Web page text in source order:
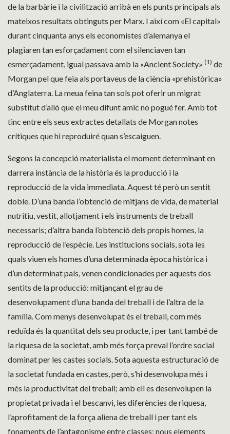
de la barbàrie i la civilització arribà en els punts principals als
mateixos resultats obtinguts per Marx. I així com «El capital»
durant cinquanta anys els economistes d’alemanya el
plagiaren tan esforçadament com el silenciaven tan
esmerçadament, igual passava amb la «Ancient Society» (1) de
Morgan pel que feia als portaveus de la ciència «prehistòrica»
d’Anglaterra. La meua feina tan sols pot oferir un migrat
substitut d’allò que el meu difunt amic no pogué fer. Amb tot
tinc entre els seus extractes detallats de Morgan notes
crítiques que hi reproduiré quan s’escaiguen.
Segons la concepció materialista el moment determinant en
darrera instància de la història és la producció i la
reproducció de la vida immediata. Aquest té però un sentit
doble. D’una banda l’obtenció de mitjans de vida, de material
nutritiu, vestit, allotjament i els instruments de treball
necessaris; d’altra banda l’obtenció dels propis homes, la
reproducció de l’espècie. Les institucions socials, sota les
quals viuen els homes d’una determinada època històrica i
d’un determinat país, venen condicionades per aquests dos
sentits de la producció: mitjançant el grau de
desenvolupament d’una banda del treball i de l’altra de la
família. Com menys desenvolupat és el treball, com més
reduïda és la quantitat dels seu producte, i per tant també de
la riquesa de la societat, amb més força preval l’ordre social
dominat per les castes socials. Sota aquesta estructuració de
la societat fundada en castes, però, s’hi desenvolupa més i
més la productivitat del treball; amb ell es desenvolupen la
propietat privada i el bescanvi, les diferències de riquesa,
l’aprofitament de la força aliena de treball i per tant els
fonaments de l’antagonisme entre classes: nous elements